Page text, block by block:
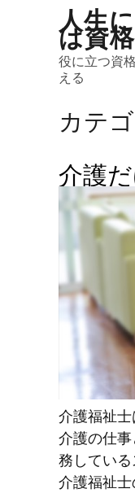
人生
は資格
役に立つ資
える
カテ
介護
介護福祉
介護の仕
務してい
介護福祉